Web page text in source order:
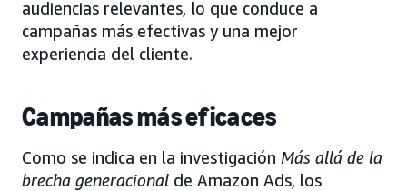
audiencias relevantes, lo que conduce a
campañas más efectivas y una mejor
experiencia del cliente.
Campañas más eficaces
Como se indica en la investigación Más allá de la
brecha generacional de Amazon Ads, los